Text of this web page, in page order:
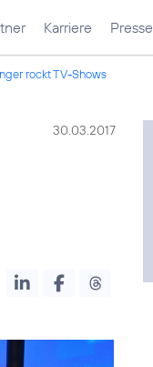
Karriere Presse
rockt TV-Shows
30.03.2017